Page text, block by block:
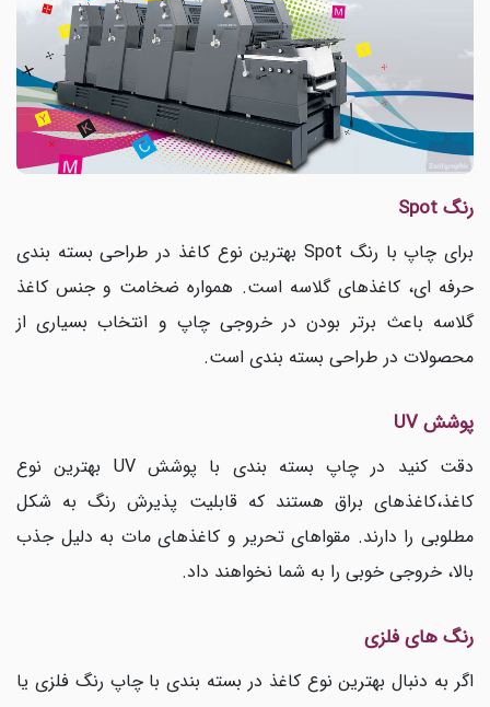
رنگSpot
برای چاپ با رنگ Spotبهترین نوع کاغذ در طراحی بسته بندی
حرفه ای، کاغذهای گلاسه است. همواره ضخامت و جنس کاغذ
گلاسه باعث برتر بودن در خروجی چاپ و انتخاب بسیاری از
محصولات در طراحی بسته بندی است.
پوششUV
دقت کنید در چاپ بسته بندی با پوششUV بهترین نوع
کاغذ،کاغذهای براق هستند که قابلیت پذیرش رنگ به شکل
مطلوبی را دارند. مقواهای تحریر و کاغذهای مات به دلیل جذب
بالا، خروجی خوبی را به شما نخواهند داد.
رنگ های فلزی
اگر به دنبال بهترین نوع کاغذ در بسته بندی با چاپ رنگ فلزی یا